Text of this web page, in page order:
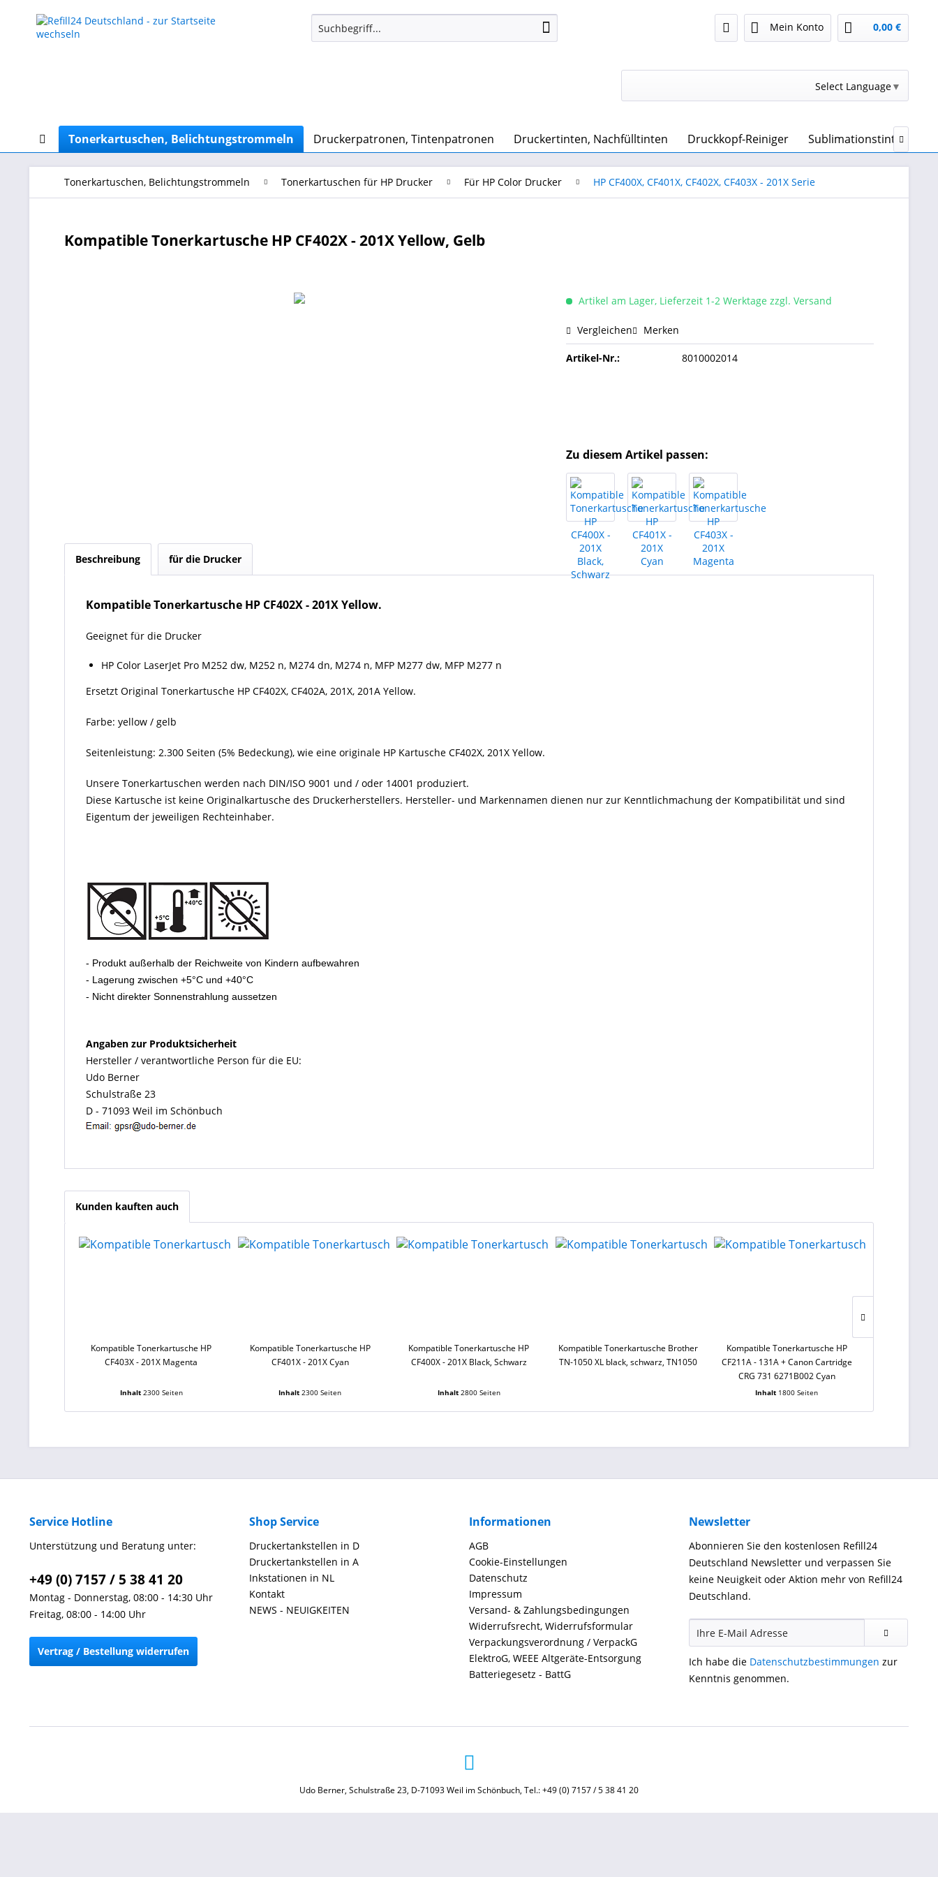
Mein Konto 0,00 €
Select Language▼
Tonerkartuschen, Belichtungstrommeln Druckerpatronen, Tintenpatronen Druckertinten, Nachfülltinten Druckkopf-Reiniger Sublimationstinte &

Tonerkartuschen, Belichtungstrommeln Tonerkartuschen für HP Drucker Für HP Color Drucker HP CF400X, CF401X, CF402X, CF403X - 201X Serie
Kompatible Tonerkartusche HP CF402X - 201X Yellow, Gelb
Artikel am Lager, Lieferzeit 1-2 Werktage zzgl. Versand
Vergleichen Merken
Artikel-Nr.: 8010002014
Zu diesem Artikel passen:
Beschreibung für die Drucker
Kompatible Tonerkartusche HP CF402X - 201X Yellow.
Geeignet für die Drucker
HP Color LaserJet Pro M252 dw, M252 n, M274 dn, M274 n, MFP M277 dw, MFP M277 n
Ersetzt Original Tonerkartusche HP CF402X, CF402A, 201X, 201A Yellow.
Farbe: yellow / gelb
Seitenleistung: 2.300 Seiten (5% Bedeckung), wie eine originale HP Kartusche CF402X, 201X Yellow.
Unsere Tonerkartuschen werden nach DIN/ISO 9001 und / oder 14001 produziert.
Diese Kartusche ist keine Originalkartusche des Druckerherstellers. Hersteller- und Markennamen dienen nur zur Kenntlichmachung der Kompatibilität und sind
Eigentum der jeweiligen Rechteinhaber.
- Produkt außerhalb der Reichweite von Kindern aufbewahren
- Lagerung zwischen +5°C und +40°C
- Nicht direkter Sonnenstrahlung aussetzen
Angaben zur Produktsicherheit
Hersteller / verantwortliche Person für die EU:
Udo Berner
Schulstraße 23
D - 71093 Weil im Schönbuch
Kunden kauften auch
Kompatible Tonerkartusche HP
CF403X - 201X Magenta
Inhalt 2300 Seiten
Kompatible Tonerkartusche HP
CF401X - 201X Cyan
Inhalt2300 Seiten
Kompatible Tonerkartusche HP
CF400X - 201X Black, Schwarz
Inhalt 2800 Seiten
Kompatible Tonerkartusche Brother
TN-1050 XL black, schwarz, TN1050
Kompatible Tonerkartusche HP
CF211A - 131A + Canon Cartridge
CRG 731 6271B002 Cyan
Inhalt 1800 Seiten
Service Hotline
Unterstützung und Beratung unter:
+49 (0) 7157 / 5 38 41 20
Montag - Donnerstag, 08:00 - 14:30 Uhr
Freitag, 08:00 - 14:00 Uhr
Vertrag / Bestellung widerrufen
Shop Service
Druckertankstellen in D
Druckertankstellen in A
Inkstationen in NL
Kontakt
NEWS - NEUIGKEITEN
Informationen
AGB
Cookie-Einstellungen
Datenschutz
Impressum
Versand- & Zahlungsbedingungen
Widerrufsrecht, Widerrufsformular
Verpackungsverordnung / VerpackG
ElektroG, WEEE Altgeräte-Entsorgung
Batteriegesetz - BattG
Newsletter
Abonnieren Sie den kostenlosen Refill24
Deutschland Newsletter und verpassen Sie
keine Neuigkeit oder Aktion mehr von Refill24
Deutschland.
Ich habe die Datenschutzbestimmungen zur
Kenntnis genommen.
Udo Berner, Schulstraße 23, D-71093 Weil im Schönbuch, Tel.: +49 (0) 7157 / 5 38 41 20